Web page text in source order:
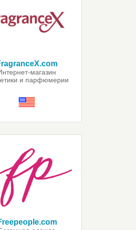
магазин
и парфюмерии